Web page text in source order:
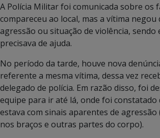
A Polícia Militar foi comunicada sobre os
compareceu ao local, mas a vítima negou
agressão ou situação de violência, sendo
precisava de ajuda.
No período da tarde, houve nova
referente a mesma vítima, dessa vez
delegado de polícia. Em razão disso, foi
equipe para ir até lá, onde foi constatado
estava com sinais aparentes de
nos braços e outras partes do corpo).